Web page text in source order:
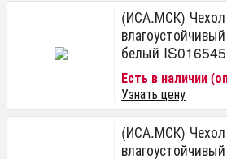
(ИСА.МСК) Чехол
белый IS016545
Есть в наличии
Узнать цену
(ИСА.МСК) Чехол